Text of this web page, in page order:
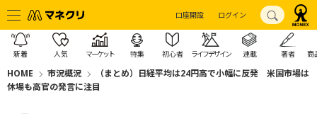
口座開設 ログイン
新着 人気 マーケット 特集 初心者 ライフデザイン 連載 著者 商
HOME 市況概況
（まとめ）日経平均は24円高で小幅に反発 米国市場は
休場も高官の発言に注目